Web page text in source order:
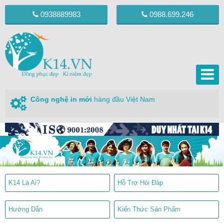
0938889983 0988.699.246
Công nghệ in mới hàng đầu Việt Nam
K14 Là Ai? Hỗ Trợ Hỏi Đáp
Hướng Dẫn Kiến Thức Sản Phẩm